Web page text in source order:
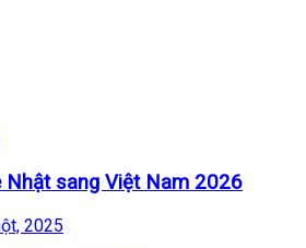
sang Việt Nam 2026
2025